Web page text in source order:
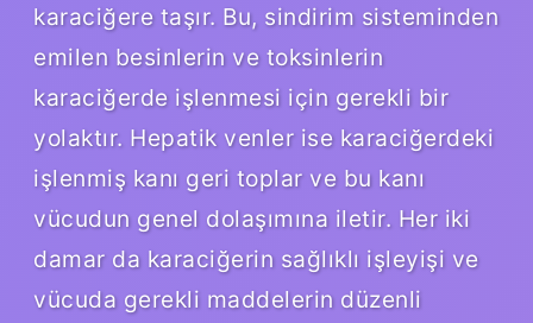
karaciğere taşır. Bu, sindirim sisteminden
emilen besinlerin ve toksinlerin
karaciğerde işlenmesi için gerekli bir
yolaktır. Hepatik venler ise karaciğerdeki
işlenmiş kanı geri toplar ve bu kanı
vücudun genel dolaşımına iletir. Her iki
damar da karaciğerin sağlıklı işleyişi ve
vücuda gerekli maddelerin düzenli